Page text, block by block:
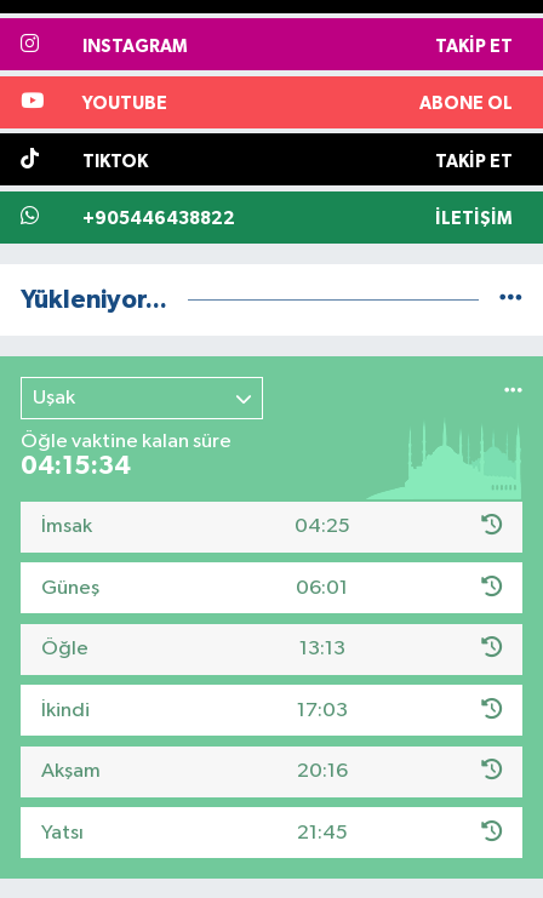
INSTAGRAM TAKIP ET
YOUTUBE ABONE OL
TIKTOK TAKIP ET
+905446438822 İLETIŞIM
Yükleniyor...
Uşak
Öğle vaktine kalan süre
04:15:33
İmsak 04:25
Güneş 06:01
Öğle 13:13
İkindi 17:03
Akşam 20:16
Yatsı 21:45